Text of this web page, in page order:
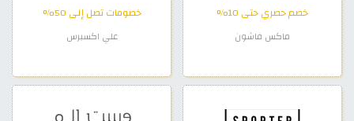
خصم حصري حتى 10%
ماكس فاشون
خصومات تصل إلى 50%
علي اكسبرس